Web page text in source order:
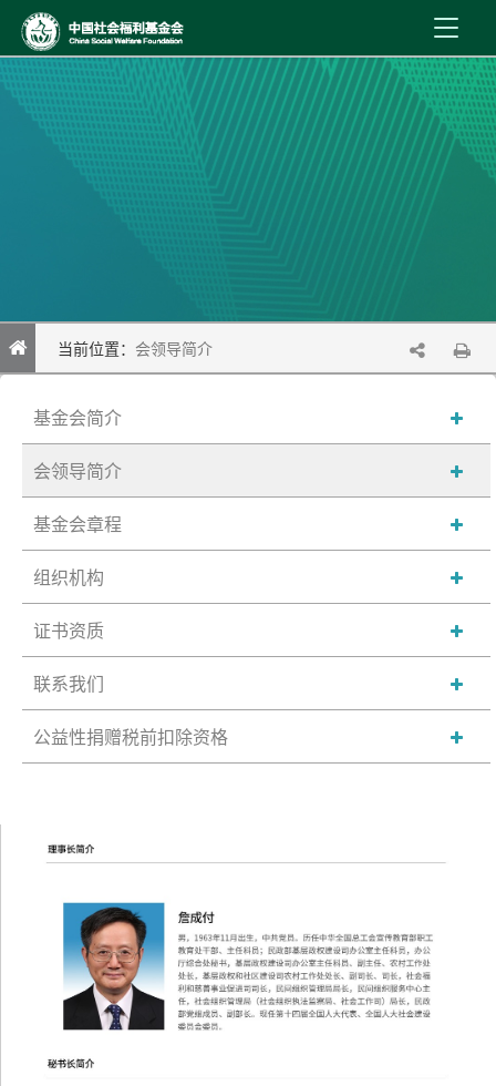
首 页
新闻资讯
机构介绍
当前位置： 会领导简介
基金会简介
会领导简介
基金会章程
组织机构
证书资质
联系我们
公益性捐赠税前扣除资格